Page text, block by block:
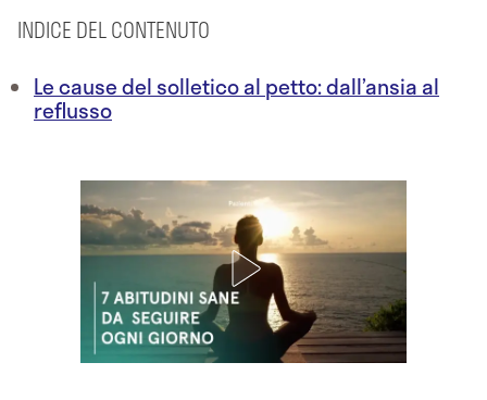
INDICE DEL CONTENUTO
Le cause del solletico al petto: dall’ansia al
reflusso